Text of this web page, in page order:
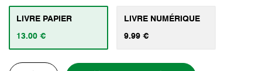
LIVRE PAPIER
13.00 €
LIVRE NUMÉRIQUE
9.99 €